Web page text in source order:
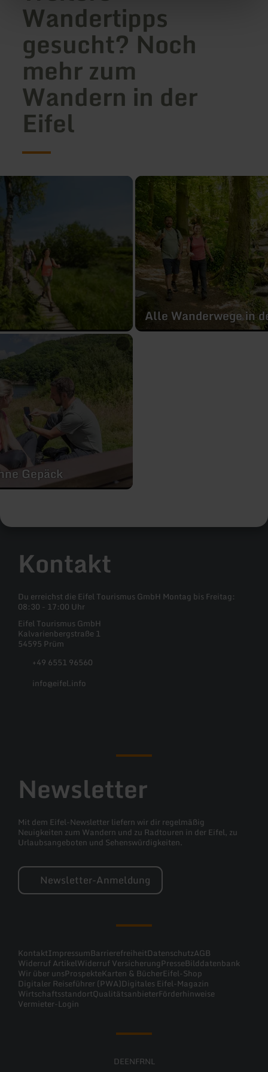
Wandertipps
gesucht? Noch
mehr zum
Wandern in der
Eifel
Alle Wanderwege in
mehr
erfahren
zu:
Alle
Wanderwege
in
der
Eifel
Gepäck
Kontakt
Du erreichst die Eifel Tourismus GmbH Montag bis Freitag:
08:30 - 17:00 Uhr
Eifel Tourismus GmbH
Kalvarienbergstraße 1
54595 Prüm
+49 6551 96560
info@eifel.info
Newsletter
Mit dem Eifel-Newsletter liefern wir dir regelmäßig
Neuigkeiten zum Wandern und zu Radtouren in der Eifel, zu
Urlaubsangeboten und Sehenswürdigkeiten.
Newsletter-Anmeldung
KontaktImpressumBarrierefreiheitDatenschutzAGB
Widerruf ArtikelWiderruf VersicherungPresseBilddatenbank
Wir über unsProspekteKarten & BücherEifel-Shop
Digitaler Reiseführer (PWA)Digitales Eifel-Magazin
WirtschaftsstandortQualitätsanbieterFörderhinweise
Vermieter-Login
DEENFRNL